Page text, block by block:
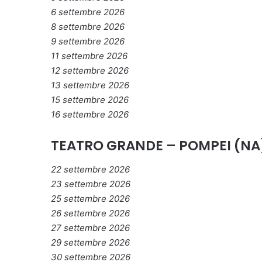
6 settembre 2026
8 settembre 2026
9 settembre 2026
11 settembre 2026
12 settembre 2026
13 settembre 2026
15 settembre 2026
16 settembre 2026
TEATRO GRANDE – POMPEI
22 settembre 2026
23 settembre 2026
25 settembre 2026
26 settembre 2026
27 settembre 2026
29 settembre 2026
30 settembre 2026